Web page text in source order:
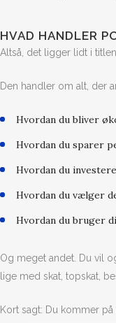
HVAD HANDLER
Altså, det ligger lidt i
Den handler om alt, der
Hvordan du bliver
Hvordan du sparer
Hvordan du
Hvordan du vælger
Hvordan du bruger
Og meget andet. Du vil
lige med skat, topskat,
Kort sagt: Du kommer